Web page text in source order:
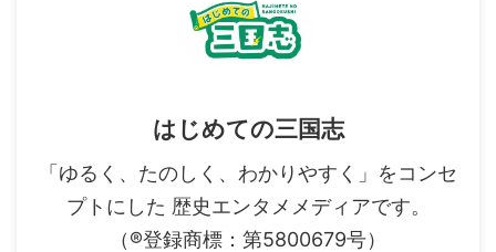
はじめての三国志
「ゆるく、たのしく、わかりやすく」をコンセ
プトにした 歴史エンタメメディアです。
（®登録商標：第5800679号）